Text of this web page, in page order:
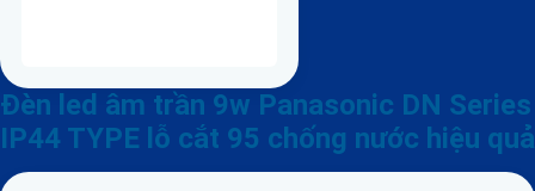
Đèn led âm trần 9w Panasonic DN Series
IP44 TYPE lỗ cắt 95 chống nước hiệu quả